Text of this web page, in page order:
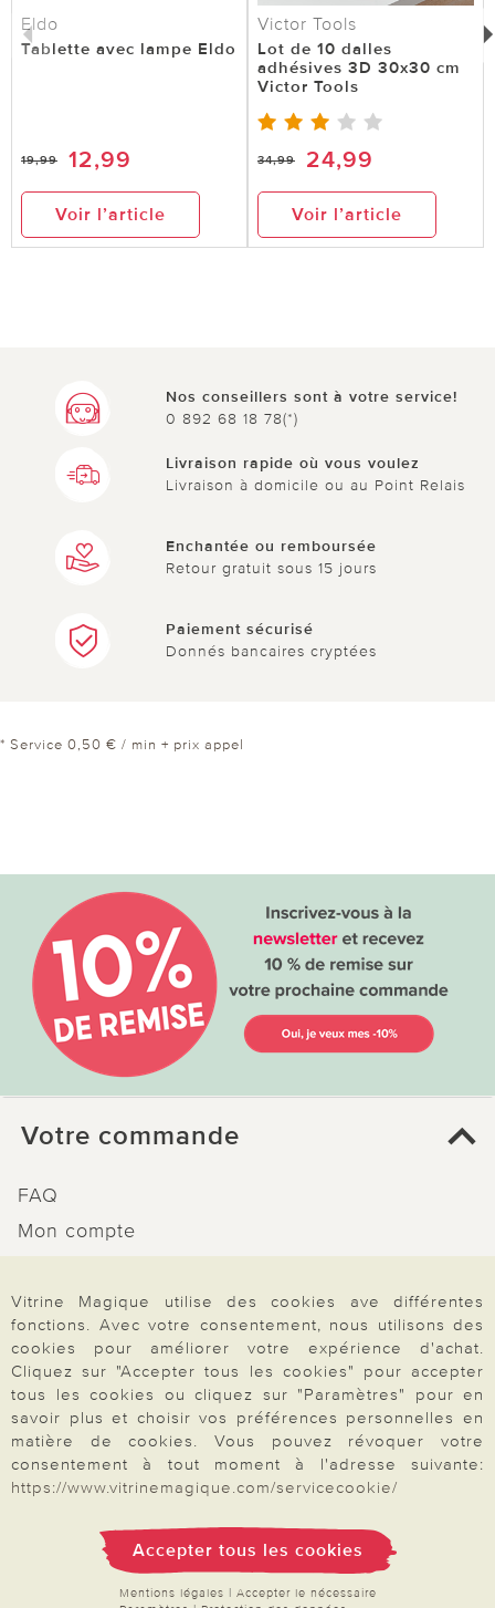
Eldo
Tablette avec lampe Eldo
19,99 12,99
Voir l’article
Victor Tools
Lot de 10 dalles
adhésives 3D 30x30 cm
Victor Tools
34,99 24,99
Voir l’article
Nos conseillers sont à votre service!
0 892 68 18 78(*)
Livraison rapide où vous voulez
Livraison à domicile ou au Point Relais
Enchantée ou remboursée
Retour gratuit sous 15 jours
Paiement sécurisé
Donnés bancaires cryptées
* Service 0,50 € / min + prix appel
Votre commande
FAQ
Mon compte
Demande de catalogue
Données personnelles
Droit de rétractation
Rétractation
Paiement & Livraison
Vitrine Magique utilise des cookies ave différentes
fonctions. Avec votre consentement, nous utilisons des
cookies pour améliorer votre expérience d'achat.
Cliquez sur "Accepter tous les cookies" pour accepter
tous les cookies ou cliquez sur "Paramètres" pour en
savoir plus et choisir vos préférences personnelles en
matière de cookies. Vous pouvez révoquer votre
consentement à tout moment à l'adresse suivante:
https://www.vitrinemagique.com/servicecookie/
Accepter tous les cookies
Mentions légales | Accepter le nécessaire